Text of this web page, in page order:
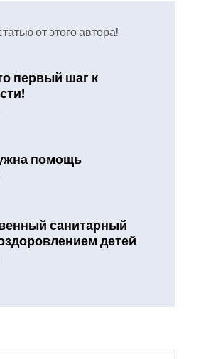
от этого автора!
первый шаг к
помощь
санитарный
детей